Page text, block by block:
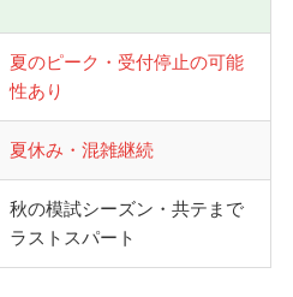
夏のピーク・受付停止の可能
性あり
夏休み・混雑継続
秋の模試シーズン・共テまで
ラストスパート